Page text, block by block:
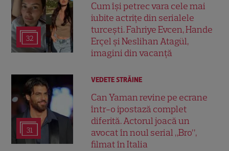
32
Cum își petrec vara cele mai
iubite actrițe din serialele
turcești. Fahriye Evcen, Hande
Erçel și Neslihan Atagül,
imagini din vacanță
31
VEDETE STRĂINE
Can Yaman revine pe ecrane
într-o ipostază complet
diferită. Actorul joacă un
avocat în noul serial „Bro”,
filmat în Italia